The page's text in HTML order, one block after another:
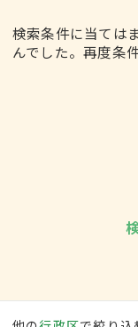
検索条件に当ては
んでした。再度条